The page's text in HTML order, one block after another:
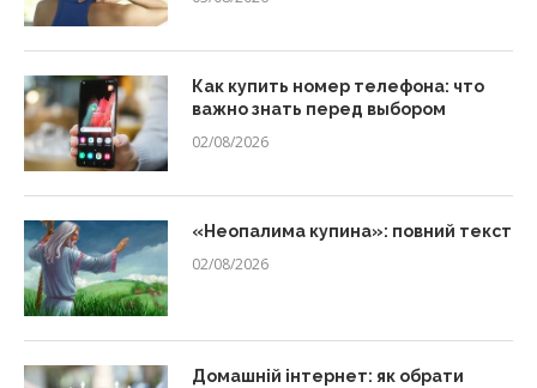
Как купить номер телефона: что
важно знать перед выбором
02/08/2026
«Неопалима купина»: повний текст
02/08/2026
Домашній інтернет: як обрати